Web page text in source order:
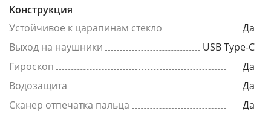
Конструкция
Устойчивое к царапинам стекло
Да
Выход на наушники
USB Type-C
Гироскоп
Да
Водозащита
Да
Сканер отпечатка пальца
Да